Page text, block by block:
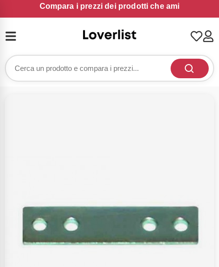
Compara i prezzi dei prodotti che ami